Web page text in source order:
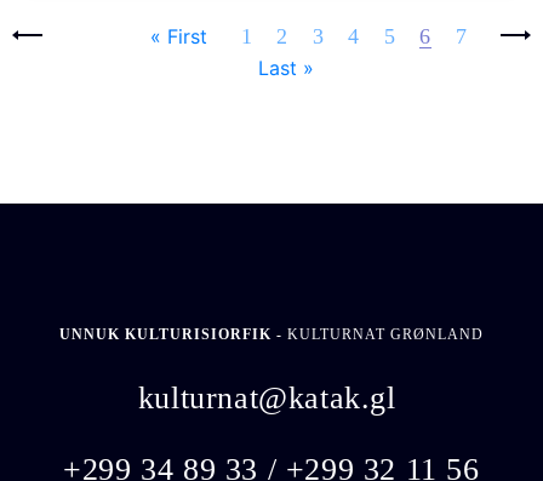
Pages « First
‹ previous 1 2 3 4 5 6 7
Next ›
Last »
UNNUK KULTURISIORFIK - KULTURNAT GRØNLAND
kulturnat@katak.gl
+299 34 89 33 / +299 32 11 56